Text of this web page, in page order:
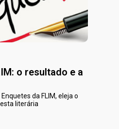
o resultado e a
da FLIM, eleja o
literária